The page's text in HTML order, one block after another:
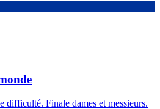
difficulté. Finale dames et messieurs.